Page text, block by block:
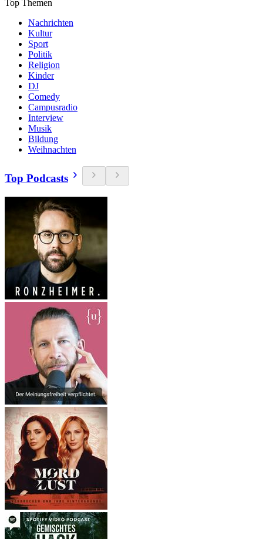
Top Themen
Nachrichten
Kultur
Sport
Politik
Religion
Kinder
DJ
Comedy
Campusradio
Interview
Musik
Bildung
Weihnachten
Top Podcasts